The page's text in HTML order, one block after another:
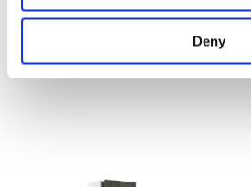
Deny
LÆS MERE